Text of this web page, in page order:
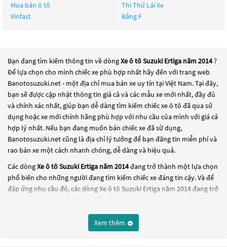
Mua bán ô tô
Vinfast
Thi Thử Lái Xe
Bằng F
Bạn đang tìm kiếm thông tin về dòngXe ô tô Suzuki Ertiga năm 2014?
Để lựa chọn cho mình chiếc xe phù hợp nhất hãy đến với trang web
Banotosuzuki.net - một địa chỉ mua bán xe uy tín tại Việt Nam. Tại đây,
bạn sẽ được cập nhật thông tin giá cả và các mẫu xe mới nhất, đầy đủ
và chính xác nhất, giúp bạn dễ dàng tìm kiếm chiếc xe ô tô đã qua sử
dụng hoặc xe mới chính hãng phù hợp với nhu cầu của mình với giá cả
hợp lý nhất. Nếu bạn đang muốn bán chiếc xe đã sử dụng,
Banotosuzuki.net cũng là địa chỉ lý tưởng để bạn đăng tin miễn phí và
rao bán xe một cách nhanh chóng, dễ dàng và hiệu quả.
Các dòngXe ô tô Suzuki Ertiga năm 2014đang trở thành một lựa chọn
phổ biến cho những người đang tìm kiếm chiếc xe đáng tin cậy. Và để
đáp ứng nhu cầu đó, các dòngXe ô tô Suzuki Ertiga năm 2014đang trở
thành sự lựa chọn phổ biến. Các dòng
dòng xe mới với thiết kế hiện đại và công nghệ tiên tiến. Các dòng
này đều được kiểm tra và bảo dưỡng kỹ
lưỡng để đảm bảo chất lượng và hiệu suất tốt nhất. Nếu bạn đang tìm
Xem thêm